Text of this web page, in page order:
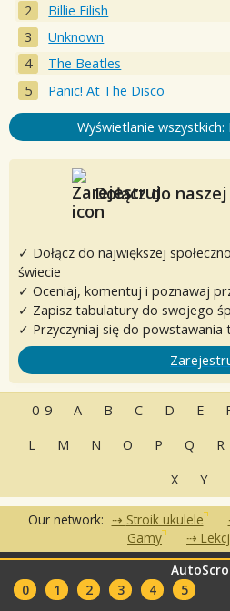
0
1 2 3 4 5
Billie Eilish
Unknown
The Beatles
Panic! At The Disco
Wyświetlanie
Dołącz do
✓ Dołącz do największej
świecie
✓ Oceniaj, komentuj i poznawaj
✓ Zapisz tabulatury do swojego
✓ Przyczyniaj się do
0-9 A B C D E
L
M N O P Q R
X
Y
Our network: Stroik ukulele
Gamy
Często zadawane pytania•
Polityka